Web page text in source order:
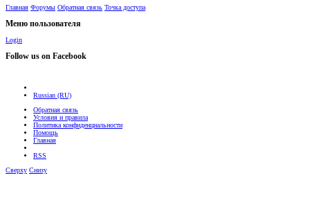
Главная Форумы Обратная связь Точка доступа
Меню пользователя
Login
Follow us on Facebook
Russian (RU)
Обратная связь
Условия и правила
Политика конфиденциальности
Помощь
Главная
RSS
Сверху Снизу